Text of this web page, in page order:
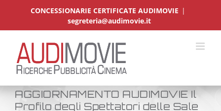
CONCESSIONARIE CERTIFICATE AUDIMOVIE |
segreteria@audimovie.it
AGGIORNAMENTO AUDIMOVIE Il
Profilo degli Spettatori delle Sale